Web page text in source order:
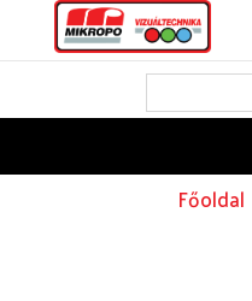
Főoldal